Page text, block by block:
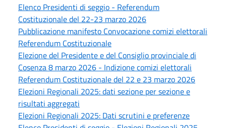
Elenco Presidenti di seggio - Referendum
Costituzionale del 22-23 marzo 2026
Pubblicazione manifesto Convocazione comizi elettorali
Referendum Costituzionale
Elezione del Presidente e del Consiglio provinciale di
Cosenza 8 marzo 2026 - Indizione comizi elettorali
Referendum Costituzionale del 22 e 23 marzo 2026
Elezioni Regionali 2025: dati sezione per sezione e
risultati aggregati
Elezioni Regionali 2025: Dati scrutini e preferenze